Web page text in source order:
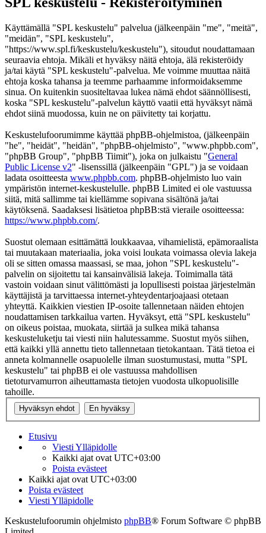
Käyttämällä "SPL keskustelu" palvelua (jälkeenpäin "me", "meitä",
"meidän", "SPL keskustelu",
"https://www.spl.fi/keskustelu/keskustelu"), sitoudut noudattamaan
seuraavia ehtoja. Mikäli et hyväksy näitä ehtoja, älä rekisteröidy
ja/tai käytä "SPL keskustelu"-palvelua. Me voimme muuttaa näitä
ehtoja koska tahansa ja teemme parhaamme informoidaksemme
sinua. On kuitenkin suositeltavaa lukea nämä ehdot säännöllisesti,
koska "SPL keskustelu"-palvelun käyttö vaatii että hyväksyt nämä
ehdot siinä muodossa, kuin ne on päivitetty tai korjattu.
Keskustelufoorumimme käyttää phpBB-ohjelmistoa, (jälkeenpäin
"he", "heidät", "heidän", "phpBB-ohjelmisto", "www.phpbb.com",
"phpBB Group", "phpBB Tiimit"), joka on julkaistu "General
Public License v2" -lisenssillä (jälkeenpäin "GPL") ja se voidaan
ladata osoitteesta www.phpbb.com. phpBB-ohjelmisto luo vain
ympäristön internet-keskustelulle. phpBB Limited ei ole vastuussa
siitä, mitä sallimme tai kiellämme sopivana sisältönä ja/tai
käytöksenä. Saadaksesi lisätietoa phpBB:stä vieraile osoitteessa:
https://www.phpbb.com/.
Suostut olemaan esittämättä loukkaavaa, vihamielistä, epämoraalista
tai muutakaan materiaalia, joka voisi loukata voimassa olevia lakeja
oli se sitten omassa maassasi, se maa, johon "SPL keskustelu"-
palvelin on sijoitettu tai kansainvälisiä lakeja. Toimimalla tätä
vastoin voidaan sinut välittömästi ja lopullisesti poistaa järjestelmän
käyttäjistä ja tarvittaessa internet-yhteydentarjoajaasi otetaan
yhteyttä. Kaikkien viestien IP-osoite tallennetaan näiden ehtojen
noudattamisen tarkkailua varten. Hyväksyt, että "SPL keskustelu"
on oikeus poistaa, muokata, siirtää ja sulkea mikä tahansa
keskusteluketju tai viesti niin halutessamme. Suostut myös siihen,
että kaikki yllä annettu tieto tallennetaan tietokantaan. Tätä tietoa ei
anneta kolmannelle osapuolelle ilman suostumustasi, mutta "SPL
keskustelu" tai phpBB ei ole vastuussa mahdollisen
tietoturvamurron aiheuttamasta tietojen vuodosta ulkopuolisille
tahoille.
Etusivu
Viesti Ylläpidolle
Kaikki ajat ovat UTC+03:00
Poista evästeet
Kaikki ajat ovat UTC+03:00
Poista evästeet
Viesti Ylläpidolle
Keskustelufoorumin ohjelmisto phpBB® Forum Software © phpBB